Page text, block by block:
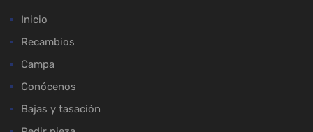
Inicio
Recambios
Campa
Conócenos
Bajas y tasación